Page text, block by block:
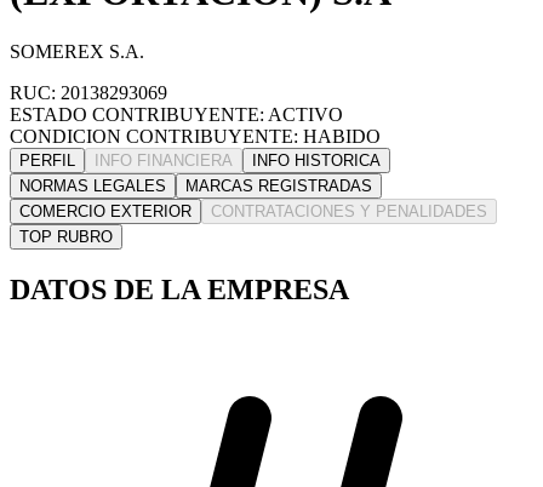
SOMEREX S.A.
RUC: 20138293069
ESTADO CONTRIBUYENTE: ACTIVO
CONDICION CONTRIBUYENTE: HABIDO
PERFIL INFO FINANCIERA
INFO HISTORICA
NORMAS LEGALES
MARCAS REGISTRADAS
COMERCIO EXTERIOR
CONTRATACIONES Y PENALIDADES
TOP RUBRO
DATOS DE LA EMPRESA